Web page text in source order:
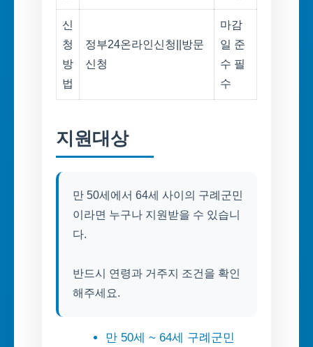
신
청
방
법
정부24온라인신청||방문
신청
마감
일 준
수 필
수
지원대상
만 50세에서 64세 사이의 구례군민
이라면 누구나 지원받을 수 있습니
다.
반드시 연령과 거주지 조건을 확인
해주세요.
만 50세 ~ 64세 구례군민